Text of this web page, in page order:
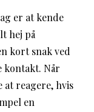
er at kende
hej på
kort snak ved
kontakt. Når
reagere, hvis
en